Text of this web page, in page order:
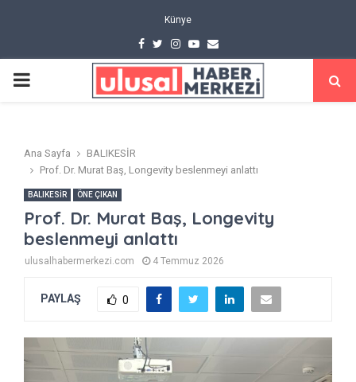
Künye
Facebook
TwitterInstagram
Youtube
Email
PRIMARY
Ana Sayfa
BALIKESİR
Prof. Dr. Murat Baş, Longevity beslenmeyi anlattı
BALIKESİR ÖNE ÇIKAN
Prof. Dr. Murat Baş, Longevity
beslenmeyi anlattı
ulusalhabermerkezi.com 4 Temmuz 2026
PAYLAŞ 0